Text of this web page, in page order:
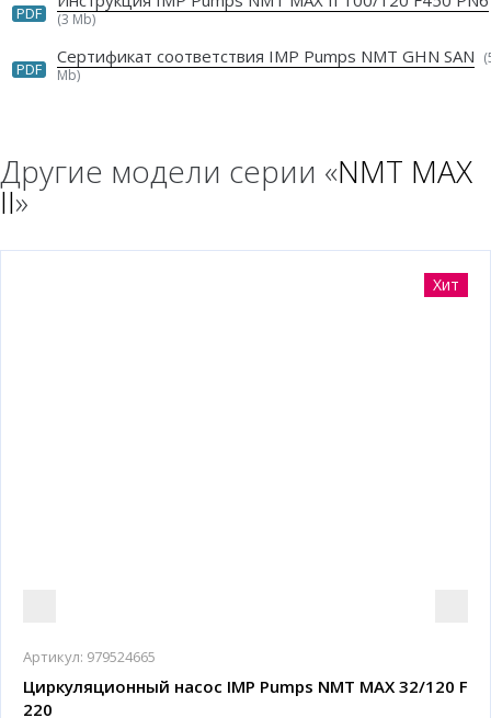
PDF (3 Mb)
PDF
Сертификат соответствия IMP Pumps NMT GHN SAN
Mb)
Другие модели серии «NMT MAX
II»
Хит
Артикул: 979524665
Циркуляционный насос IMP Pumps NMT MAX 32/120 F
220